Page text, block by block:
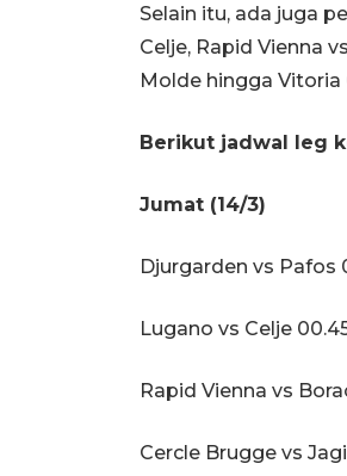
Selain itu, ada juga
Celje, Rapid Vienna
Molde hingga Vitoria
Berikut jadwal leg
Jumat (14/3)
Djurgarden vs Pafos
Lugano vs Celje
Rapid Vienna vs
Cercle Brugge vs